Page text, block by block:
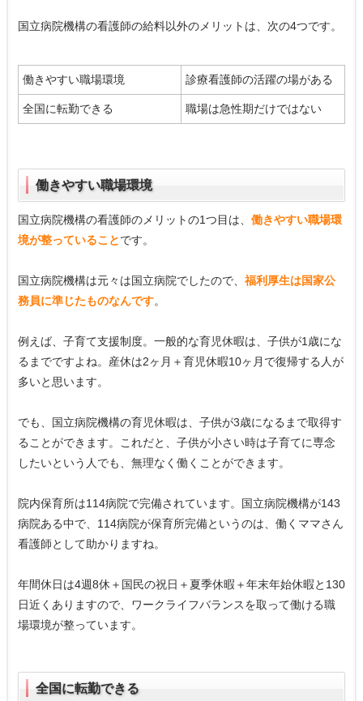
国立病院機構の看護師の給料以外のメリットは、次の4つです。
働きやすい職場環境 診療看護師の活躍の場がある
全国に転勤できる 職場は急性期だけではない
働きやすい職場環境
国立病院機構の看護師のメリットの1つ目は、 働きやすい職場環
境が整っていることです。
国立病院機構は元々は国立病院でしたので、 福利厚生は国家公
務員に準じたものなんです。
例えば、子育て支援制度。一般的な育児休暇は、子供が1歳にな
るまでですよね。産休は2ヶ月＋育児休暇10ヶ月で復帰する人が
多いと思います。
でも、国立病院機構の育児休暇は、子供が3歳になるまで取得す
ることができます。これだと、子供が小さい時は子育てに専念
したいという人でも、無理なく働くことができます。
院内保育所は114病院で完備されています。国立病院機構が143
病院ある中で、114病院が保育所完備というのは、働くママさん
看護師として助かりますね。
年間休日は4週8休＋国民の祝日＋夏季休暇＋年末年始休暇と130
日近くありますので、ワークライフバランスを取って働ける職
場環境が整っています。
全国に転勤できる